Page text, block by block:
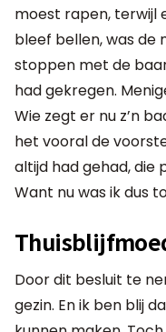
moest rapen, terwijl
bleef bellen, was de
stoppen met de
had gekregen.
Wie zegt er nu z’n
het vooral de
altijd had gehad, die
Want nu was ik dus
Door dit besluit te
gezin. En ik ben blij